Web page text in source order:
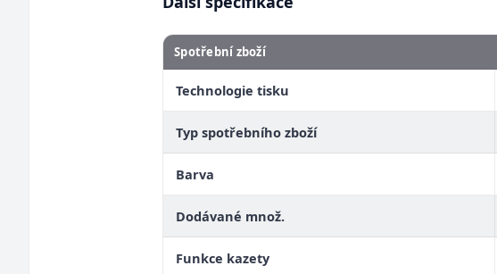
Spotřební zboží
Technologie tisku
Typ spotřebního zboží
Barva
Dodávané množ.
Funkce kazety